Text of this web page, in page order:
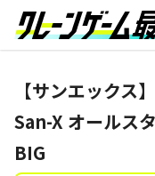
【サンエックス
San-X オールス
BIG